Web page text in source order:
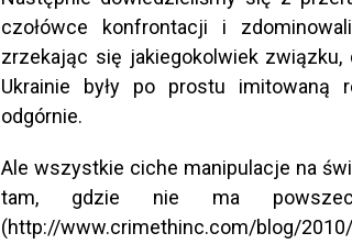
czołówce konfrontacji i
zrzekając się jakiegokolwiek
Ukrainie były po prostu imitowaną
odgórnie.
Ale wszystkie ciche manipulacje na
tam, gdzie nie ma
(http://www.crimethinc.com/blog/